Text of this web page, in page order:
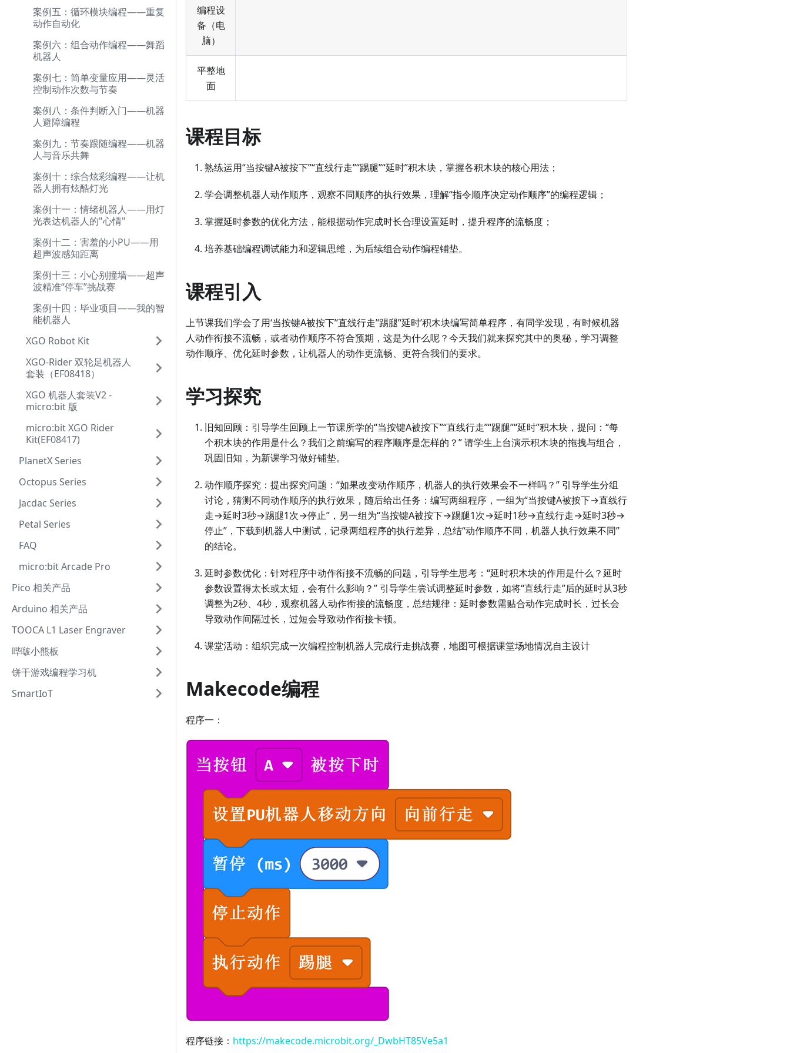
案例五：循环模块编程——重复
动作自动化
案例六：组合动作编程——舞蹈
机器人
案例七：简单变量应用——灵活
控制动作次数与节奏
案例八：条件判断入门——机器
人避障编程
案例九：节奏跟随编程——机器
人与音乐共舞
案例十：综合炫彩编程——让机
器人拥有炫酷灯光
案例十一：情绪机器人——用灯
光表达机器人的"心情"
案例十二：害羞的小PU——用
超声波感知距离
案例十三：小心别撞墙——超声
波精准“停车”挑战赛
案例十四：毕业项目——我的智
能机器人
XGO Robot Kit
XGO-Rider 双轮足机器人
套装（EF08418）
XGO 机器人套装V2 -
micro:bit 版
micro:bit XGO Rider
Kit(EF08417)
PlanetX Series
Octopus Series
Jacdac Series
Petal Series
FAQ
micro:bit Arcade Pro
Pico 相关产品
Arduino 相关产品
TOOCA L1 Laser Engraver
哔啵小熊板
饼干游戏编程学习机
SmartIoT
编程设
备（电
脑）
平整地
面
课程目标
熟练运用“当按键A被按下”“直线行走”“踢腿”“延时”积木块，掌握各积木块的核心用法；
学会调整机器人动作顺序，观察不同顺序的执行效果，理解“指令顺序决定动作顺序”的编程逻辑；
掌握延时参数的优化方法，能根据动作完成时长合理设置延时，提升程序的流畅度；
培养基础编程调试能力和逻辑思维，为后续组合动作编程铺垫。
课程引入
上节课我们学会了用‘当按键A被按下’‘直线行走’‘踢腿’‘延时’积木块编写简单程序，有同学发现，有时候机器
人动作衔接不流畅，或者动作顺序不符合预期，这是为什么呢？今天我们就来探究其中的奥秘，学习调整
动作顺序、优化延时参数，让机器人的动作更流畅、更符合我们的要求。
学习探究
旧知回顾：引导学生回顾上一节课所学的“当按键A被按下”“直线行走”“踢腿”“延时”积木块，提问：“每
个积木块的作用是什么？我们之前编写的程序顺序是怎样的？” 请学生上台演示积木块的拖拽与组合，
巩固旧知，为新课学习做好铺垫。
动作顺序探究：提出探究问题：“如果改变动作顺序，机器人的执行效果会不一样吗？” 引导学生分组
讨论，猜测不同动作顺序的执行效果，随后给出任务：编写两组程序，一组为“当按键A被按下→直线行
走→延时3秒→踢腿1次→停止”，另一组为“当按键A被按下→踢腿1次→延时1秒→直线行走→延时3秒→
停止”，下载到机器人中测试，记录两组程序的执行差异，总结“动作顺序不同，机器人执行效果不同”
的结论。
延时参数优化：针对程序中动作衔接不流畅的问题，引导学生思考：“延时积木块的作用是什么？延时
参数设置得太长或太短，会有什么影响？” 引导学生尝试调整延时参数，如将“直线行走”后的延时从3秒
调整为2秒、4秒，观察机器人动作衔接的流畅度，总结规律：延时参数需贴合动作完成时长，过长会
导致动作间隔过长，过短会导致动作衔接卡顿。
课堂活动：组织完成一次编程控制机器人完成行走挑战赛，地图可根据课堂场地情况自主设计
Makecode编程
程序一：
程序链接： https://makecode.microbit.org/_DwbHT85Ve5a1